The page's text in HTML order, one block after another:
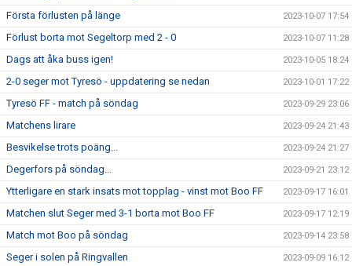
Första förlusten på länge 2023-10-07 17:54
Förlust borta mot Segeltorp med 2 - 0 2023-10-07 11:28
Dags att åka buss igen! 2023-10-05 18:24
2-0 seger mot Tyresö - uppdatering se nedan 2023-10-01 17:22
Tyresö FF - match på söndag 2023-09-29 23:06
Matchens lirare 2023-09-24 21:43
Besvikelse trots poäng... 2023-09-24 21:27
Degerfors på söndag... 2023-09-21 23:12
Ytterligare en stark insats mot topplag - vinst mot Boo FF 2023-09-17 16:01
Matchen slut Seger med 3-1 borta mot Boo FF 2023-09-17 12:19
Match mot Boo på söndag 2023-09-14 23:58
Seger i solen på Ringvallen 2023-09-09 16:12